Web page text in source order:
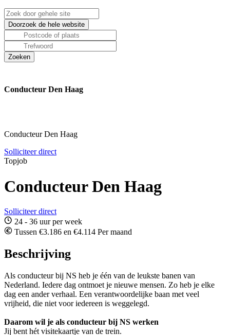
Conducteur Den Haag
Conducteur Den Haag
Solliciteer direct
Topjob
Conducteur Den Haag
Solliciteer direct
24 - 36 uur per week
Tussen €3.186 en €4.114 Per maand
Beschrijving
Als conducteur bij NS heb je één van de leukste banen van
Nederland. Iedere dag ontmoet je nieuwe mensen. Zo heb je elke
dag een ander verhaal. Een verantwoordelijke baan met veel
vrijheid, die niet voor iedereen is weggelegd.
Daarom wil je als conducteur bij NS werken
Jij bent hét visitekaartje van de trein.